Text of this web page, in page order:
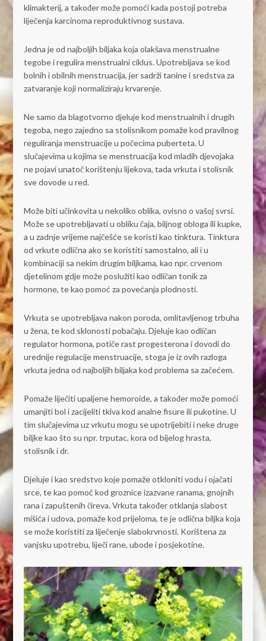
klimakterij, a također može pomoći kada postoji potreba
liječenja karcinoma reproduktivnog sustava.
Jedna je od najboljih biljaka koja olakšava menstrualne
tegobe i regulira menstrualni ciklus. Upotrebljava se kod
bolnih i obilnih menstruacija, jer sadrži tanine i sredstva za
zatvaranje koji normaliziraju krvarenje.
Ne samo da blagotvorno djeluje kod menstrualnih i drugih
tegoba, nego zajedno sa stolisnikom pomaže kod pravilnog
reguliranja menstruacije u počecima puberteta. U
slučajevima u kojima se menstruacija kod mladih djevojaka
ne pojavi unatoč korištenju lijekova, tada vrkuta i stolisnik
sve dovode u red.
Može biti učinkovita u nekoliko oblika, ovisno o vašoj svrsi.
Može se upotrebljavati u obliku čaja, biljnog obloga ili kupke,
a u zadnje vrijeme najčešće se koristi kao tinktura. Tinktura
od vrkute odlična ako se koristiti samostalno, ali i u
kombinaciji sa nekim drugim biljkama, kao npr. crvenom
djetelinom gdje može poslužiti kao odličan tonik za
hormone, te kao pomoć za povećanja plodnosti.
Vrkuta se upotrebljava nakon poroda, omlitavljenog trbuha
u žena, te kod sklonosti pobačaju. Djeluje kao odličan
regulator hormona, potiče rast progesterona i dovodi do
urednije regulacije menstruacije, stoga je iz ovih razloga
vrkuta jedna od najboljih biljaka kod problema sa začećem.
Pomaže liječiti upaljene hemoroide, a također može pomoći
umanjiti bol i zacijeliti tkiva kod analne fisure ili pukotine. U
tim slučajevima uz vrkutu mogu se upotrijebiti i neke druge
biljke kao što su npr. trputac, kora od bijelog hrasta,
stolisnik i dr.
Djeluje i kao sredstvo koje pomaže otkloniti vodu i ojačati
srce, te kao pomoć kod groznice izazvane ranama, gnojnih
rana i zapuštenih čireva. Vrkuta također otklanja slabost
mišića i udova, pomaže kod prijeloma, te je odlična biljka koja
se može koristiti za liječenje slabokrvnosti. Korištena za
vanjsku upotrebu, liječi rane, ubode i posjekotine.